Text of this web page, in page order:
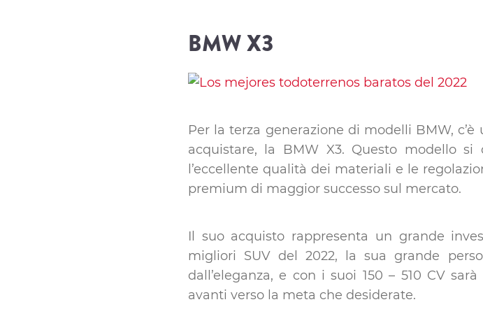
BMW X3
Per la terza generazione di modelli BMW,
acquistare, la BMW X3. Questo modello
l’eccellente qualità dei materiali e le
premium di maggior successo sul mercato.
Il suo acquisto rappresenta un grande
migliori SUV del 2022, la sua grande
dall’eleganza, e con i suoi 150 – 510 CV
avanti verso la meta che desiderate.